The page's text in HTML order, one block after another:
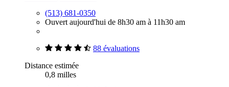
(513) 681-0350
Ouvert aujourd'hui de 8h30 am à 11h30 am
88 évaluations
Distance estimée
0,8 milles